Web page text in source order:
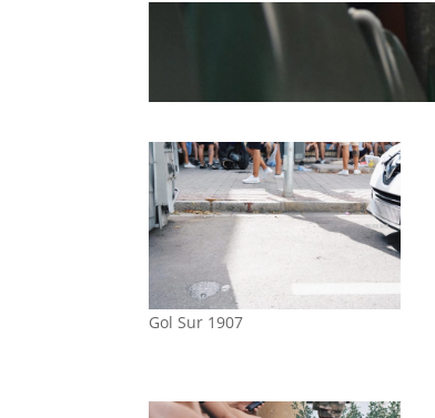
Gol Sur 1907